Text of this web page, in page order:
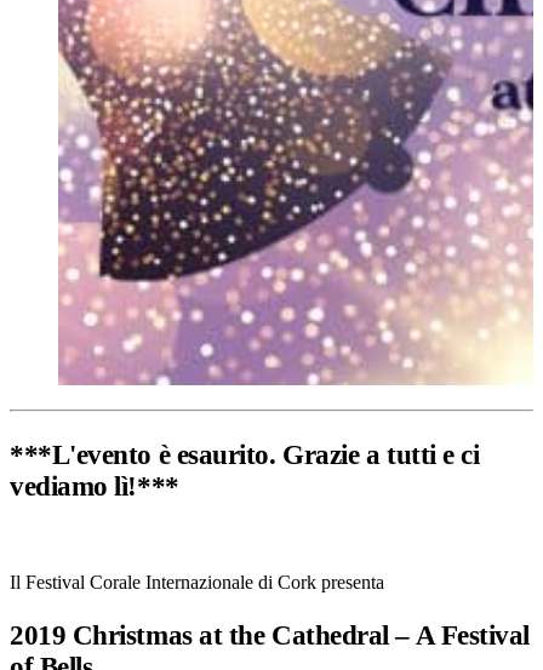
***L'evento è esaurito. Grazie a tutti e ci
vediamo lì!***
Il Festival Corale Internazionale di Cork presenta
2019 Christmas at the Cathedral – A Festival